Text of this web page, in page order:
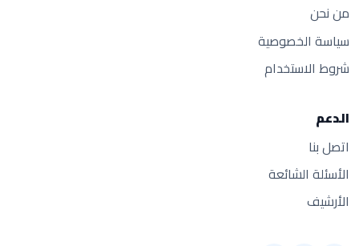
من نحن
سياسة الخصوصية
شروط الاستخدام
الدعم
اتصل بنا
الأسئلة الشائعة
الأرشيف